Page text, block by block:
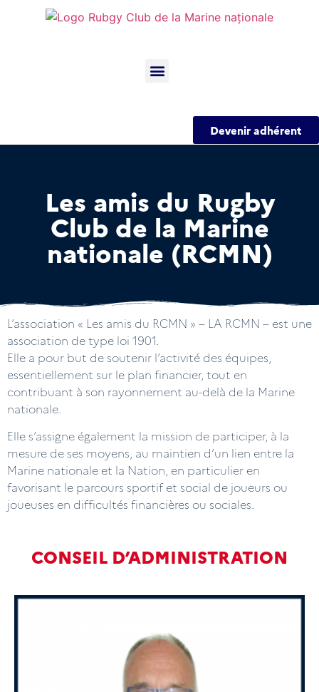
Devenir adhérent
Les amis du Rugby
Club de la Marine
nationale (RCMN)
L’association « Les amis du RCMN » – LA RCMN – est une
association de type loi 1901.
Elle a pour but de soutenir l’activité des équipes,
essentiellement sur le plan financier, tout en
contribuant à son rayonnement au-delà de la Marine
nationale.
Elle s’assigne également la mission de participer, à la
mesure de ses moyens, au maintien d’un lien entre la
Marine nationale et la Nation, en particulier en
favorisant le parcours sportif et social de joueurs ou
joueuses en difficultés financières ou sociales.
CONSEIL D’ADMINISTRATION